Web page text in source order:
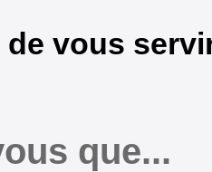
vous
que...